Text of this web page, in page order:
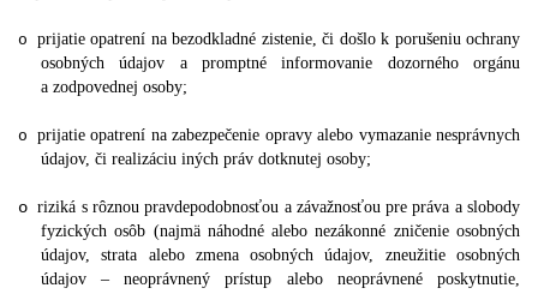
o prijatie opatrení na bezodkladné zistenie, či došlo k porušeniu ochrany
osobných údajov a promptné informovanie dozorného orgánu
a zodpovednej osoby;
o prijatie opatrení na zabezpečenie opravy alebo vymazanie nesprávnych
údajov, či realizáciu iných práv dotknutej osoby;
oriziká s rôznou pravdepodobnosťou a závažnosťou pre práva a slobody
fyzických osôb (najmä náhodné alebo nezákonné zničenie osobných
údajov, strata alebo zmena osobných údajov, zneužitie osobných
údajov – neoprávnený prístup alebo neoprávnené poskytnutie,